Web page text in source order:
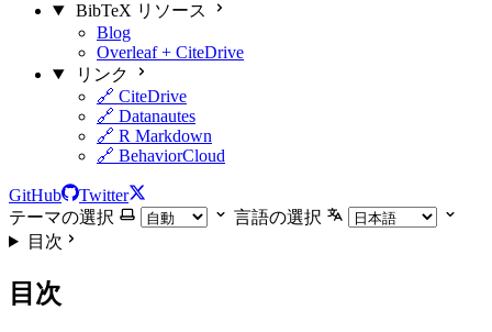
BibTeX リソース
Blog
Overleaf + CiteDrive
リンク
🔗 CiteDrive
🔗 Datanautes
🔗 R Markdown
🔗 BehaviorCloud
GitHub
Twitter
テーマの選択
言語の選択
目次
目次